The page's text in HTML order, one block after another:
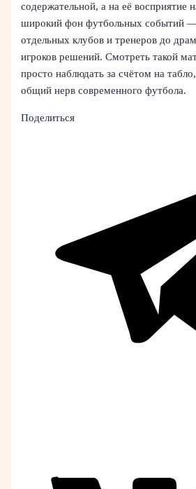
содержательной, а на её восприятие
широкий фон футбольных событий
отдельных клубов и тренеров до
игроков решений. Смотреть такой
просто наблюдать за счётом на
общий нерв современного футбола.
Поделиться